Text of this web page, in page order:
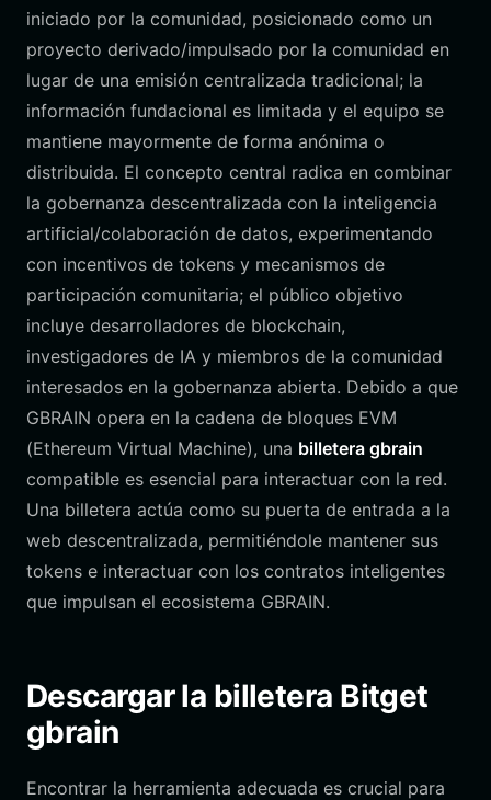
iniciado por la comunidad, posicionado como un
proyecto derivado/impulsado por la comunidad en
lugar de una emisión centralizada tradicional; la
información fundacional es limitada y el equipo se
mantiene mayormente de forma anónima o
distribuida. El concepto central radica en combinar
la gobernanza descentralizada con la inteligencia
artificial/colaboración de datos, experimentando
con incentivos de tokens y mecanismos de
participación comunitaria; el público objetivo
incluye desarrolladores de blockchain,
investigadores de IA y miembros de la comunidad
interesados en la gobernanza abierta. Debido a que
GBRAIN opera en la cadena de bloques EVM
(Ethereum Virtual Machine), una billetera gbrain
compatible es esencial para interactuar con la red.
Una billetera actúa como su puerta de entrada a la
web descentralizada, permitiéndole mantener sus
tokens e interactuar con los contratos inteligentes
que impulsan el ecosistema GBRAIN.
Descargar la billetera Bitget
gbrain
Encontrar la herramienta adecuada es crucial para